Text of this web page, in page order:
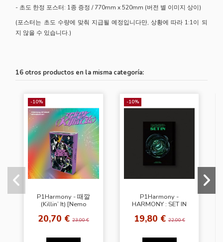
- 초도 한정 포스터: 1종 증정 / 770mm x 520mm (버전 별 이미지 상이)
(포스터는 초도 수량에 맞춰 지급될 예정입니다만, 상황에 따라 1:1이 되
지 않을 수 있습니다.)
16 otros productos en la misma categoría:
-10%
P1Harmony - 때깔
(Killin’ It) [Nemo
20,70 €23,00 €
-10%
P1Harmony -
HARMONY : SET IN
19,80 €22,00 €